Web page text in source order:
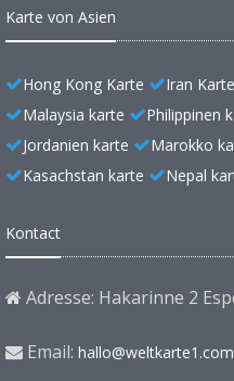
Karte von Asien
Hong Kong Karte Iran Karte
Malaysia karte
Philippinen
Jordanien karte
Marokko
Kasachstan karte
Nepal
Kontact
Adresse: Hakarinne 2
Email: hallo@weltkarte1.com